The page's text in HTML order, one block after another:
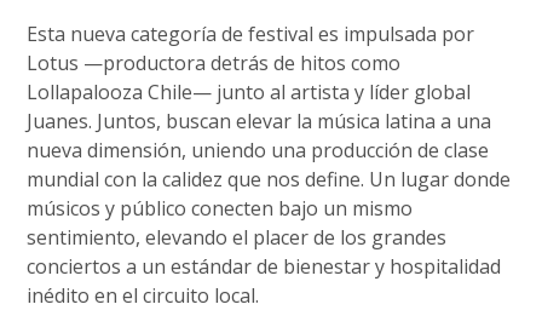
Esta nueva categoría de festival es impulsada por
Lotus —productora detrás de hitos como
Lollapalooza Chile— junto al artista y líder global
Juanes. Juntos, buscan elevar la música latina a una
nueva dimensión, uniendo una producción de clase
mundial con la calidez que nos define. Un lugar donde
músicos y público conecten bajo un mismo
sentimiento, elevando el placer de los grandes
conciertos a un estándar de bienestar y hospitalidad
inédito en el circuito local.